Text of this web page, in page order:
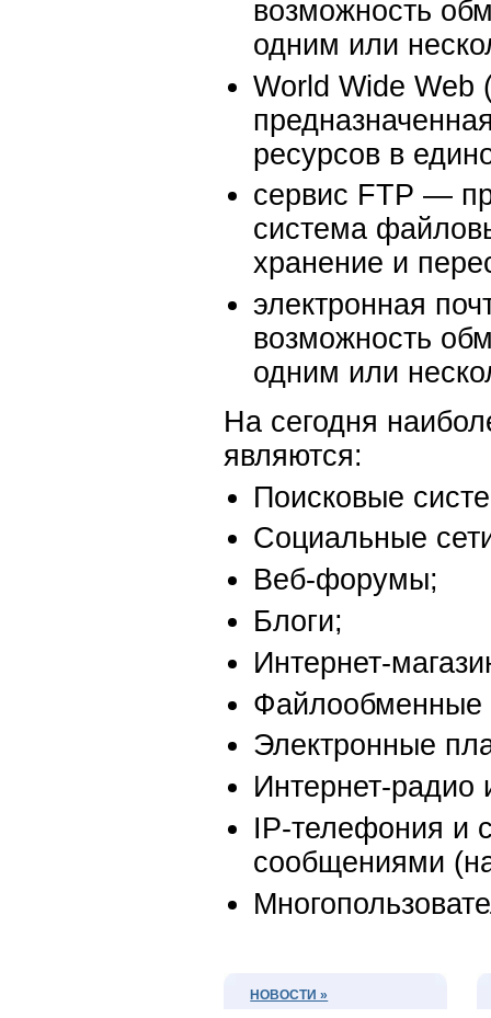
возможность
одним или
World Wide Web
ресурсов в
сервис FTP —
система
хранение и
электронная
возможность
одним или
На сегодня
являются:
Поисковые
Социальные
Веб-форумы;
Блоги;
Интернет-
Файлообменные
Электронные
Интернет-радио
IP-телефония и
сообщениями
НОВОСТИ »